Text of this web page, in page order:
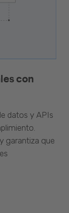
con
datos y APIs
garantiza que